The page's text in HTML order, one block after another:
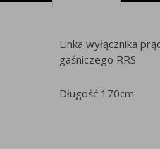
Linka wyłącznika
gaśniczego RRS
Długość 170cm